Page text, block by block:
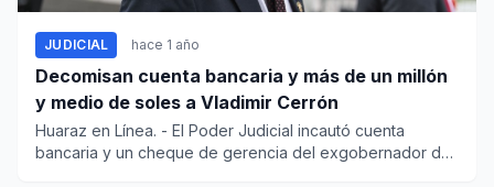
JUDICIAL hace 1 año
Decomisan cuenta bancaria y más de un millón
y medio de soles a Vladimir Cerrón
Huaraz en Línea. - El Poder Judicial incautó cuenta
bancaria y un cheque de gerencia del exgobernador de